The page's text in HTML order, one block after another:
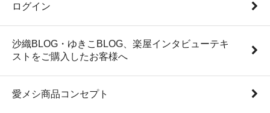
ログイン
沙織BLOG・ゆきこBLOG、楽屋インタビューテキ
ストをご購入したお客様へ
愛メシ商品コンセプト